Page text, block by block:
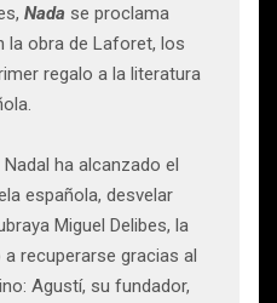
Nada se proclama
la obra de Laforet, los
regalo a la literatura
ha alcanzado el
española, desvelar
Miguel Delibes, la
recuperarse gracias al
Agustí, su fundador,